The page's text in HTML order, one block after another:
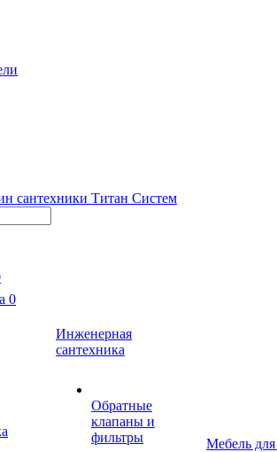
0
Инженерная
сантехника
Обратные
клапаны и
фильтры
Мебель